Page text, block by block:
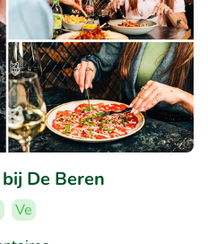
De Beren
Ve